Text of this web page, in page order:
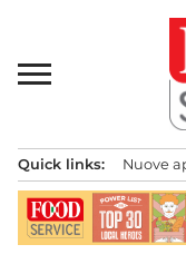
contenuto
principale
Quick links: Nuove